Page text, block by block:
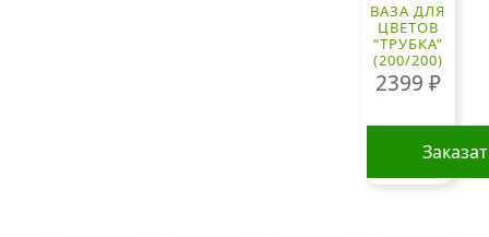
ВАЗА ДЛЯ
ЦВЕТОВ
“ТРУБКА”
(200/200)
2399 ₽